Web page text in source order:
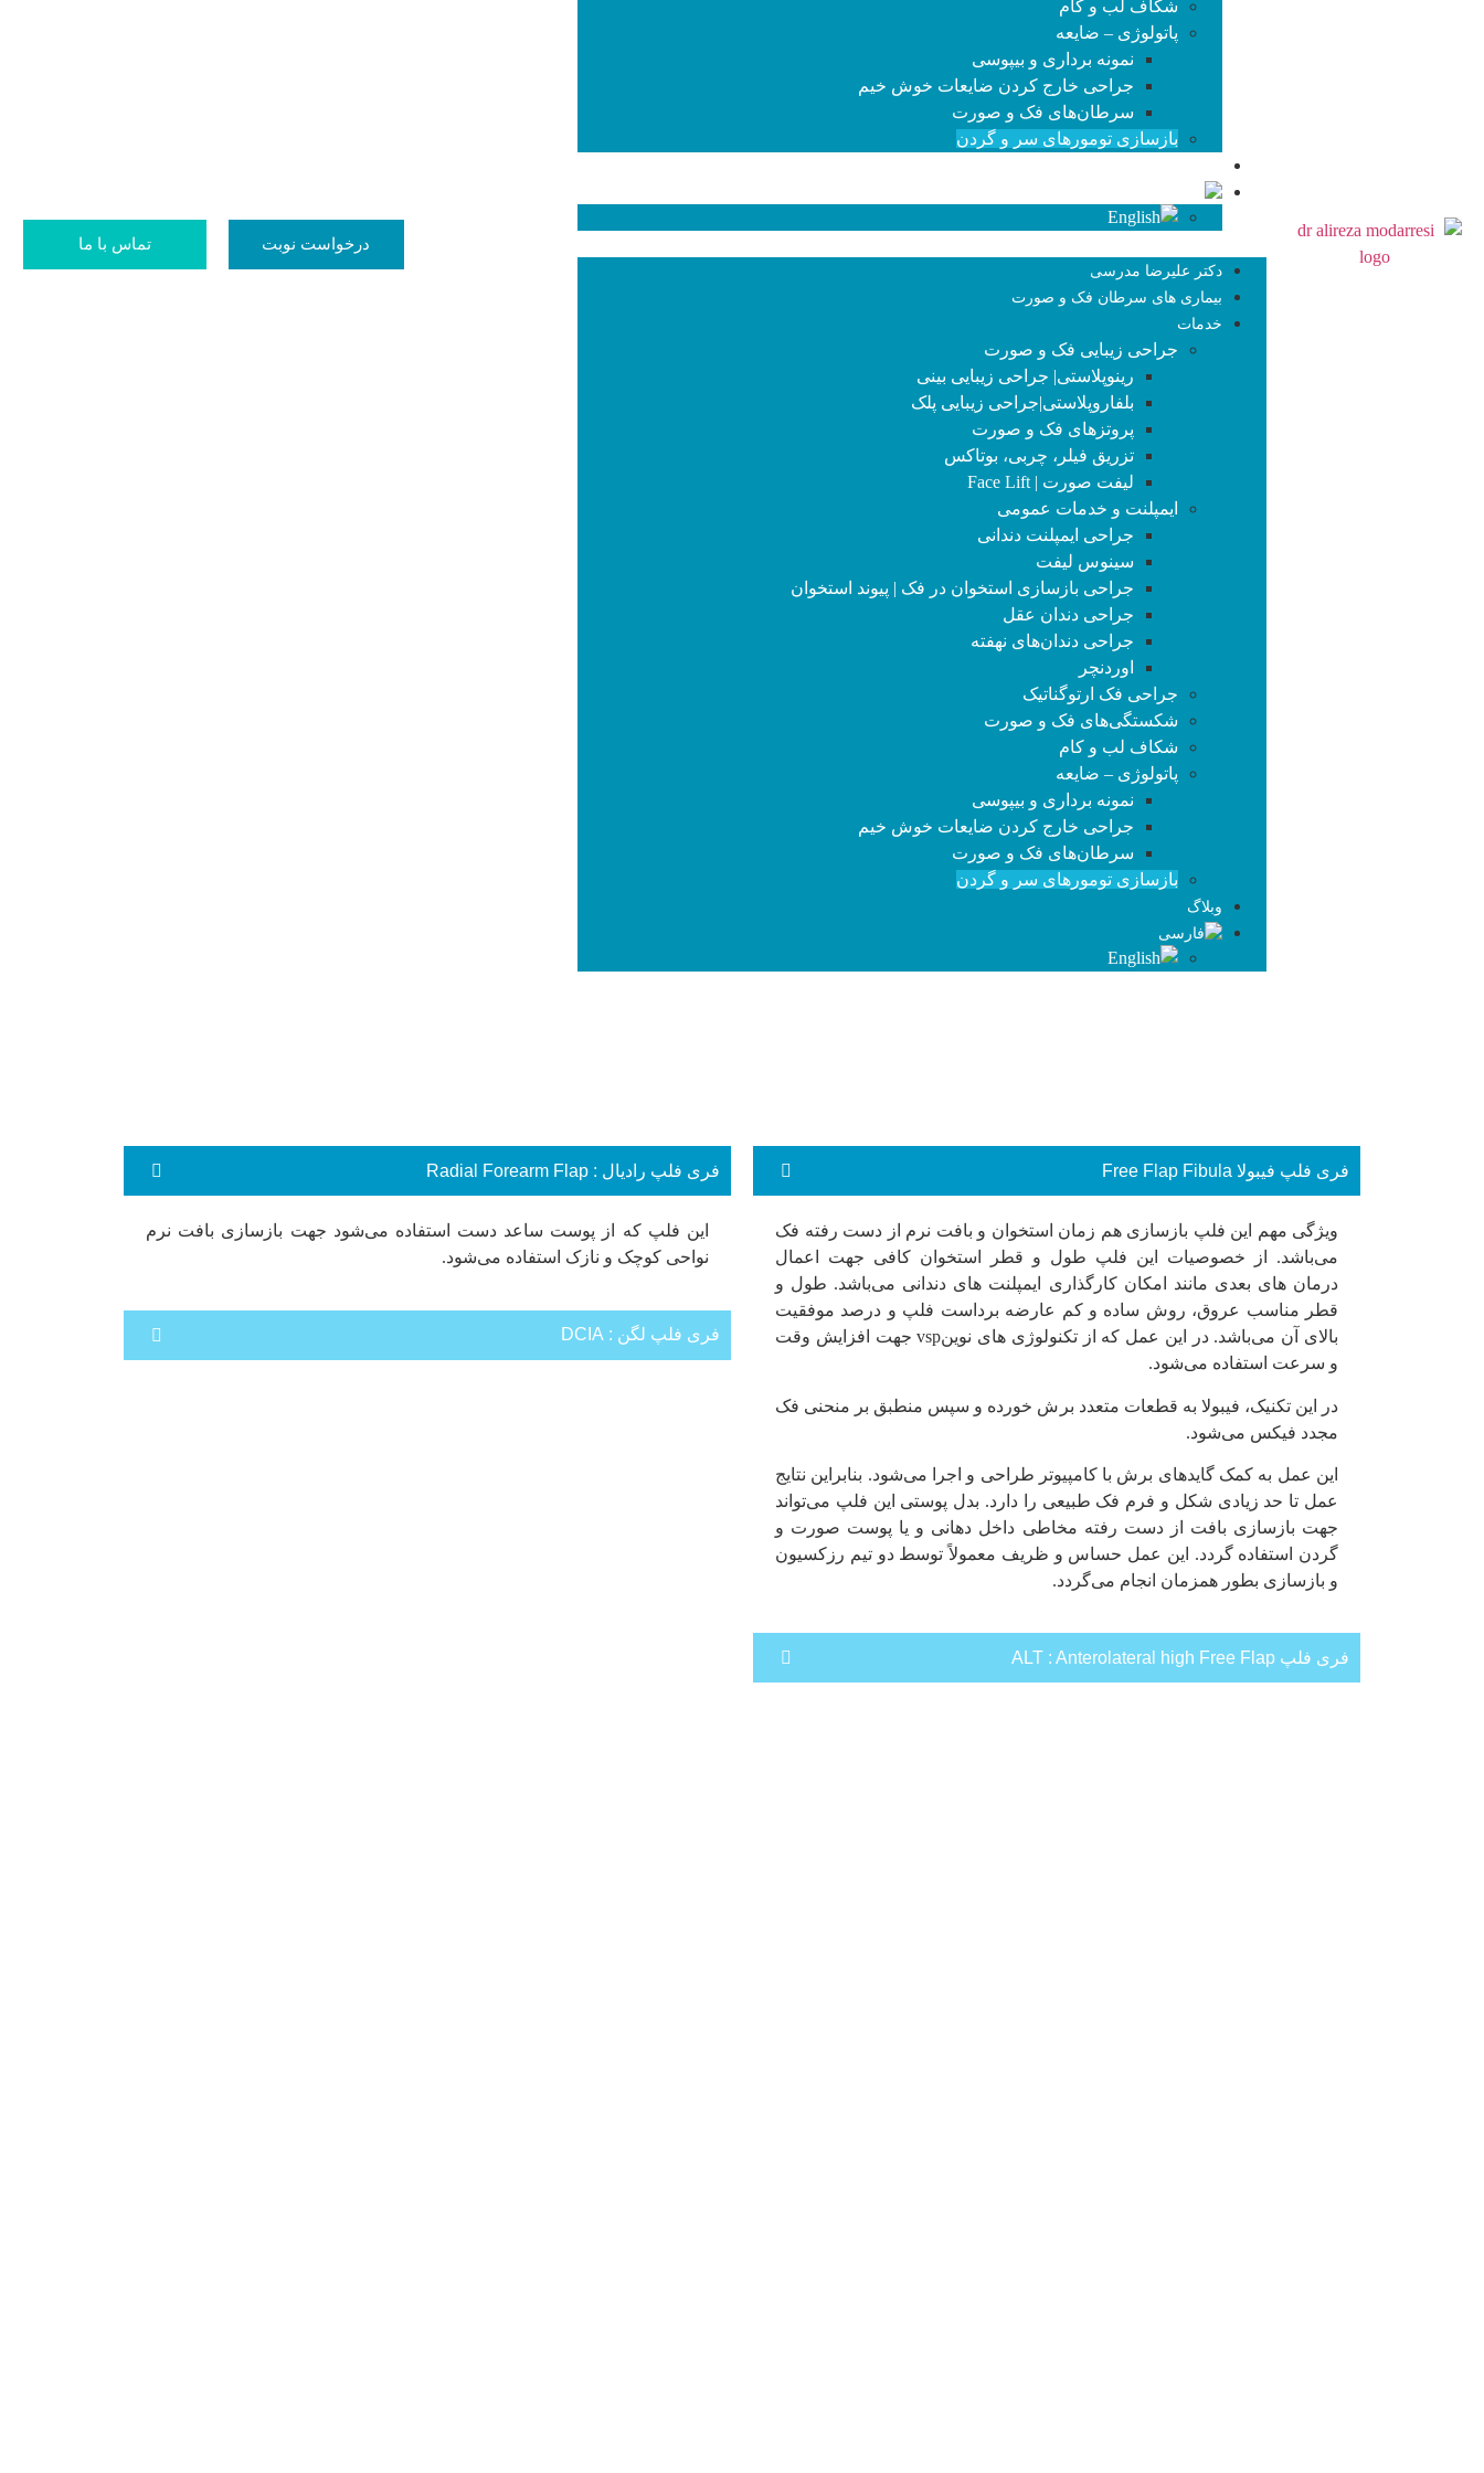
شکاف لب و کام
پاتولوژی – ضایعه
نمونه برداری و بیپوسی
جراحی خارج کردن ضایعات خوش خیم
سرطان‌های فک و صورت
بازسازی تومورهای سر و گردن
دکتر علیرضا مدرسی
بیماری های سرطان فک و صورت
خدمات
جراحی زیبایی فک و صورت
رینوپلاستی| جراحی زیبایی بینی
بلفاروپلاستی|جراحی زیبایی پلک
پروتزهای فک و صورت
تزریق فیلر، چربی، بوتاکس
لیفت صورت | Face Lift
ایمپلنت و خدمات عمومی
جراحی ایمپلنت دندانی
سینوس لیفت
جراحی بازسازی استخوان در فک | پیوند استخوان
جراحی دندان عقل
جراحی دندان‌های نهفته
اوردنچر
جراحی فک ارتوگناتیک
شکستگی‌های فک و صورت
شکاف لب و کام
پاتولوژی – ضایعه
نمونه برداری و بیپوسی
جراحی خارج کردن ضایعات خوش خیم
سرطان‌های فک و صورت
بازسازی تومورهای سر و گردن
وبلاگ
درخواست نوبت تماس با ما
فری فلپ فیبولا Free Flap Fibula
ویژگی مهم این فلپ بازسازی هم زمان استخوان و بافت نرم از دست رفته فک
می‌باشد. از خصوصیات این فلپ طول و قطر استخوان کافی جهت اعمال
درمان های بعدی مانند امکان کارگذاری ایمپلنت های دندانی می‌باشد. طول و
قطر مناسب عروق، روش ساده و کم عارضه برداست فلپ و درصد موفقیت
بالای آن می‌باشد. در این عمل که از تکنولوژی های نوینvsp جهت افزایش وقت
و سرعت استفاده می‌شود.
در این تکنیک، فیبولا به قطعات متعدد برش خورده و سپس منطبق بر منحنی فک
مجدد فیکس می‌شود.
این عمل به کمک گایدهای برش با کامپیوتر طراحی و اجرا می‌شود. بنابراین نتایج
عمل تا حد زیادی شکل و فرم فک طبیعی را دارد. بدل پوستی این فلپ می‌تواند
جهت بازسازی بافت از دست رفته مخاطی داخل دهانی و یا پوست صورت و
گردن استفاده گردد. این عمل حساس و ظریف معمولاً توسط دو تیم رزکسیون
و بازسازی بطور همزمان انجام می‌گردد.
فری فلپ ALT : Anterolateral high Free Flap
فری فلپ رادیال : Radial Forearm Flap
این فلپ که از پوست ساعد دست استفاده می‌شود جهت بازسازی بافت نرم
نواحی کوچک و نازک استفاده می‌شود.
فری فلپ لگن : DCIA